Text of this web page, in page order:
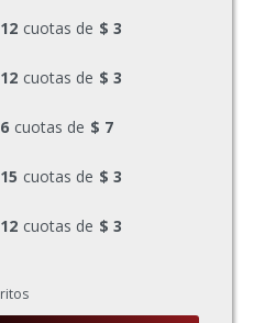
12 cuotas de $ 3
12 cuotas de $ 3
6 cuotas de $ 7
15 cuotas de $ 3
12 cuotas de $ 3